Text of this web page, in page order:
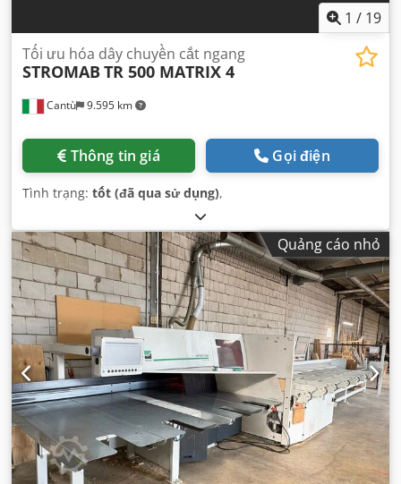
1 / 19
Cantù 9.595 km
Tối ưu hóa dây chuyền cắt ngang
STROMAB TR 500 MATRIX 4
Thông tin giá Gọi điện
Tình trạng: tốt (đã qua sử dụng),
Quảng cáo nhỏ